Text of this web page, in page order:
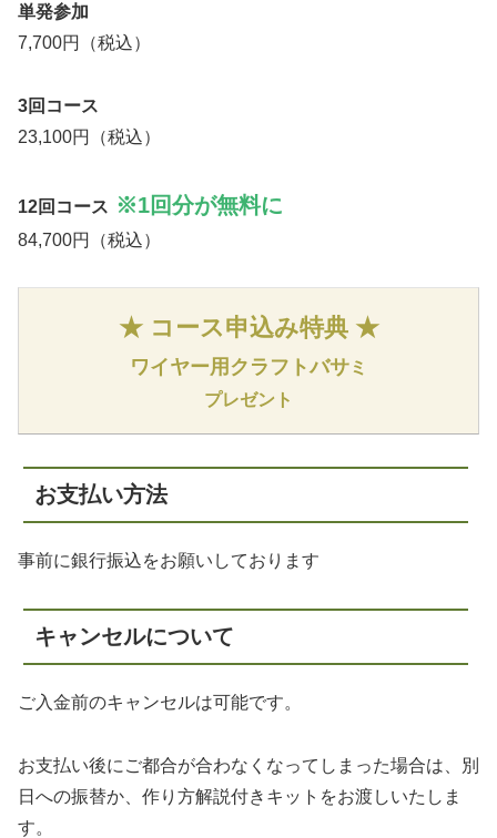
単発参加
7,700円（税込）
3回コース
23,100円（税込）
12回コース ※1回分が無料に
84,700円（税込）
★ コース申込み特典 ★
ワイヤー用クラフトバサミ
プレゼント
お支払い方法
事前に銀行振込をお願いしております
キャンセルについて
ご入金前のキャンセルは可能です。
お支払い後にご都合が合わなくなってしまった場合は、別
日への振替か、作り方解説付きキットをお渡しいたしま
す。